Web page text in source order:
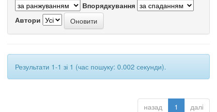
Впорядкування
Автори
Результати 1-1 зі 1 (час пошуку: 0.002 секунди).
назад 1 далі